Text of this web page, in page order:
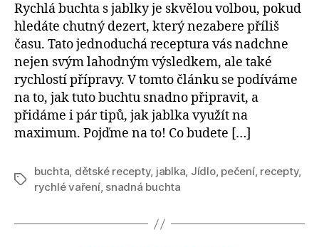
Rychlá buchta s jablky je skvělou volbou, pokud
hledáte chutný dezert, který nezabere příliš
času. Tato jednoduchá receptura vás nadchne
nejen svým lahodným výsledkem, ale také
rychlostí přípravy. V tomto článku se podíváme
na to, jak tuto buchtu snadno připravit, a
přidáme i pár tipů, jak jablka využít na
maximum. Pojďme na to! Co budete […]
Štítky
buchta, dětské recepty, jablka, Jídlo, pečení, recepty,
rychlé vaření, snadná buchta